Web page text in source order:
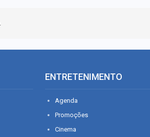
ENTRETENIMENTO
Agenda
Promoções
Cinema